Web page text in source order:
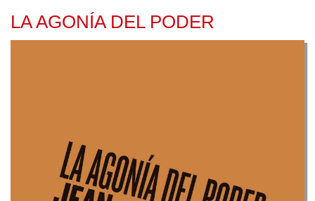
LA AGONÍA DEL PODER